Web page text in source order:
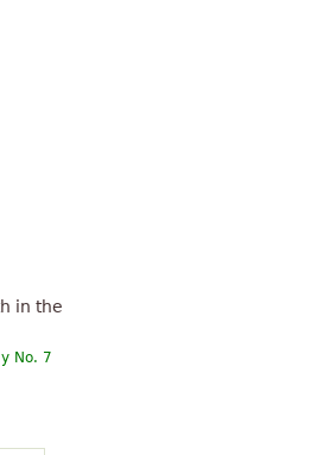
in the
No. 7